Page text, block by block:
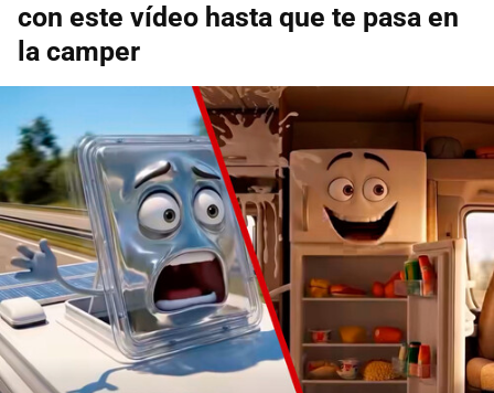
con este vídeo hasta que te pasa en
la camper